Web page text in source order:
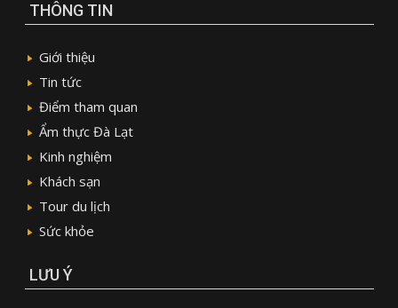
THÔNG TIN
Giới thiệu
Tin tức
Điểm tham quan
Ẩm thực Đà Lạt
Kinh nghiệm
Khách sạn
Tour du lịch
Sức khỏe
LƯU Ý